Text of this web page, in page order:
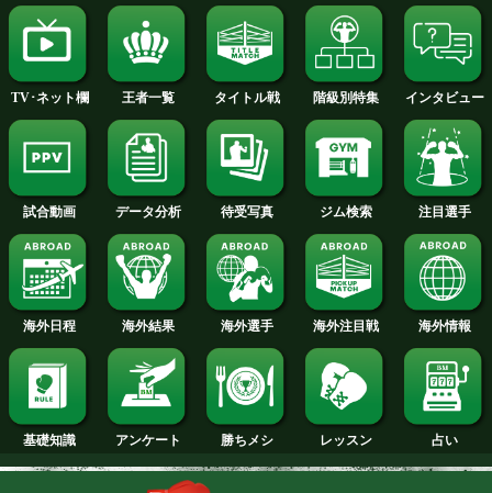
アタッチャイ プラソエトリ 選手
バンタム級+PLUS
ライトフライ級+PLUS
試合日程 試合結果 新人王 ランキング